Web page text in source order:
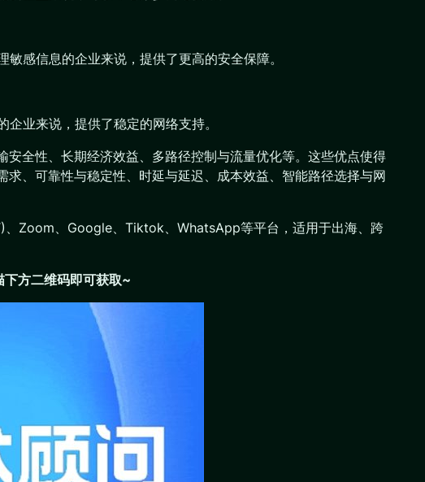
感信息的企业来说，提供了更高的安全保障。
业来说，提供了稳定的网络支持。
全性、长期经济效益、多路径控制与流量优化等。这些优点使得
、可靠性与稳定性、时延与延迟、成本效益、智能路径选择与网
、Zoom、Google、Tiktok、WhatsApp等平台，适用于出海、跨
下方二维码即可获取~